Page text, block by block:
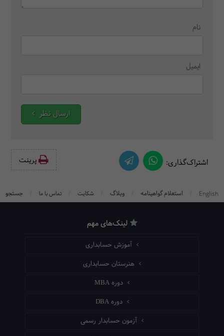
نام
ایمیل
ارسال نظر
اشتراک‌گذاری: پرینت‌
English استعلام گواهینامه وبلاگ شکایت تماس با ما جستجو
لینک‌های مهم
آموزش حسابداری
هنرستان حسابداری
دوره MBA
دوره DBA
آزمون حسابدار رسمی